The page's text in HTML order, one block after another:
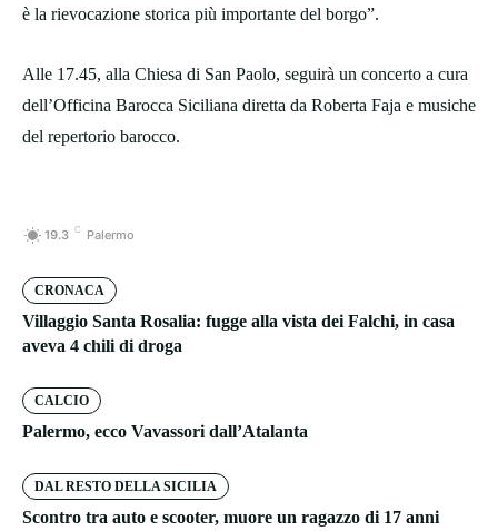
è la rievocazione storica più importante del borgo”.
Alle 17.45, alla Chiesa di San Paolo, seguirà un concerto a cura
dell’Officina Barocca Siciliana diretta da Roberta Faja e musiche
del repertorio barocco.
19.3 C Palermo
CRONACA
Villaggio Santa Rosalia: fugge alla vista dei Falchi, in casa
aveva 4 chili di droga
CALCIO
Palermo, ecco Vavassori dall’Atalanta
DAL RESTO DELLA SICILIA
Scontro tra auto e scooter, muore un ragazzo di 17 anni